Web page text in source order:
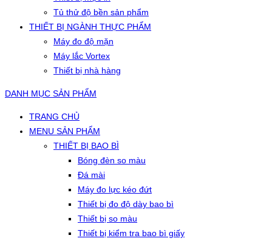
Tủ thử độ bền sản phẩm
THIẾT BỊ NGÀNH THỰC PHẨM
Máy đo độ mặn
Máy lắc Vortex
Thiết bị nhà hàng
DANH MỤC SẢN PHẨM
TRANG CHỦ
MENU SẢN PHẨM
THIẾT BỊ BAO BÌ
Bóng đèn so màu
Đá mài
Máy đo lực kéo đứt
Thiết bị đo độ dày bao bì
Thiết bị so màu
Thiết bị kiểm tra bao bì giấy